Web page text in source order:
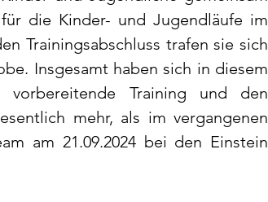
die Kinder- und Jugendläufe im
Trainingsabschluss trafen sie sich
Insgesamt haben sich in diesem
Training und den
mehr, als im vergangenen
am 21.09.2024 bei den Einstein